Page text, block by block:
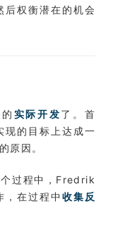
后权衡潜在的机会
实际开发了。首
现的目标上达成一
原因。
过程中，Fredrik
，在过程中 收集反